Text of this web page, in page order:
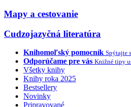
Mapy a cestovanie
Cudzojazyčná literatúra
Knihomoľský pomocník Spýtajte
Odporúčame pre vás Knižné tipy
Všetky knihy
Knihy roka 2025
Bestsellery
Novinky
Pripravované